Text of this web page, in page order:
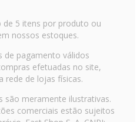
5 itens por produto ou
nossos estoques.
de pagamento válidos
efetuadas no site,
rede de lojas físicas.
são meramente ilustrativas.
comerciais estão sujeitos